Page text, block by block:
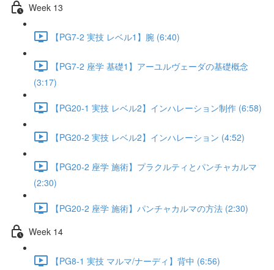
Week 13
【PG7-2 実技 レベル1】腕 (6:40)
【PG7-2 座学 基礎1】アーユルヴェーダの基礎概念
(3:17)
【PG20-1 実技 レベル2】インハレーション制作 (6:58)
【PG20-2 実技 レベル2】インハレーション (4:52)
【PG20-2 座学 施術】プラクルティとパンチャカルマ
(2:30)
【PG20-2 座学 施術】パンチャカルマの方法 (2:30)
Week 14
【PG8-1 実技 マルマ/ナーディ】背中 (6:56)